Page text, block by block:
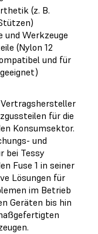
(z. B.
und Werkzeuge
(Nylon 12
und für
für die
Konsumsektor.
und
bei Tessy
Fuse 1 in seiner
Lösungen für
im Betrieb
Geräten bis hin